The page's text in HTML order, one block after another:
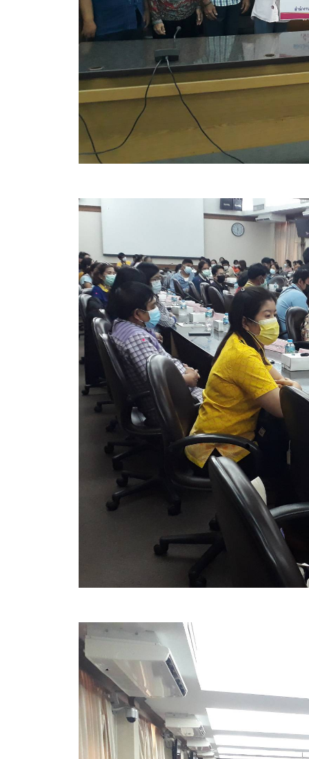
ยกเลิกประกาศเชิญชวน
ยกเลิกประกาศผู้ชนะ
เปลี่ยนแปลงประกาศผู้ชนะ
เปลี่ยนแปลงประกาศเชิญชวน
ประกาศขายทอดตลาดทรัพย์สินประจำปี
ประกาศกำหนดอายุการใช้งานของสินทรัพย์ขององ
คู่มือการปฏิบัติงานฝ่ายทะเบียนพัสดุและทรัพย์สิน
การประเมินความพึงพอใจของการดำเนินงาน อบจ.
ขั้นตอนและวิธีการชำระภาษีฯ
แบบฟอร์มการชำระภาษีฯ
การบริการแบบเบ็ดเสร็จ (One Stop Service)
หนังสือสั่งการ
สรุปผลการปฏิบัติงานประจำเดือน GPS
ระเบียบพัสดุฯ การจัดซื้อจัดจ้าง
การเสริมสร้างคุณธรรมจริยธรรม
ITA : การประเมินคุณธรรมและความโปร่งใสในการ
การจัดการความรู้ (KM)
ข้อระเบียบและกฎหมาย
มาตรฐานการปฏิบัติงาน
แผนพัฒนาท้องถิ่น ของอบจ.สุพรรณบุรี